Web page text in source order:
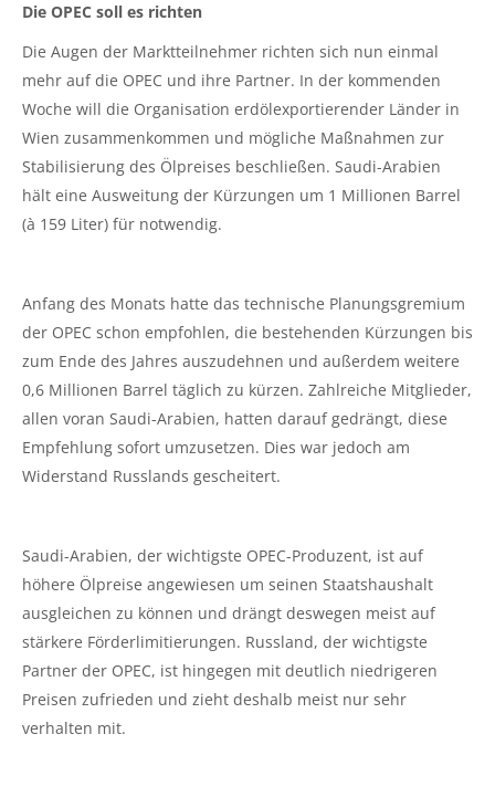
Die OPEC soll es richten
Die Augen der Marktteilnehmer richten sich nun einmal
mehr auf die OPEC und ihre Partner. In der kommenden
Woche will die Organisation erdölexportierender Länder in
Wien zusammenkommen und mögliche Maßnahmen zur
Stabilisierung des Ölpreises beschließen. Saudi-Arabien
hält eine Ausweitung der Kürzungen um 1 Millionen Barrel
(à 159 Liter) für notwendig.
Anfang des Monats hatte das technische Planungsgremium
der OPEC schon empfohlen, die bestehenden Kürzungen bis
zum Ende des Jahres auszudehnen und außerdem weitere
0,6 Millionen Barrel täglich zu kürzen. Zahlreiche Mitglieder,
allen voran Saudi-Arabien, hatten darauf gedrängt, diese
Empfehlung sofort umzusetzen. Dies war jedoch am
Widerstand Russlands gescheitert.
Saudi-Arabien, der wichtigste OPEC-Produzent, ist auf
höhere Ölpreise angewiesen um seinen Staatshaushalt
ausgleichen zu können und drängt deswegen meist auf
stärkere Förderlimitierungen. Russland, der wichtigste
Partner der OPEC, ist hingegen mit deutlich niedrigeren
Preisen zufrieden und zieht deshalb meist nur sehr
verhalten mit.